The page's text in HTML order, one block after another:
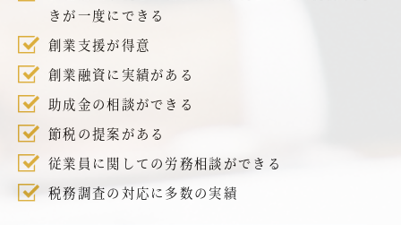
きが一度にできる
創業支援が得意
創業融資に実績がある
助成金の相談ができる
節税の提案がある
従業員に関しての労務相談ができる
税務調査の対応に多数の実績